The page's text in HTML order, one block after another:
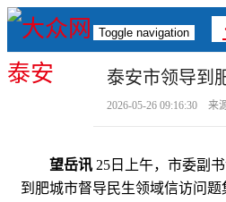
Toggle navigation
泰安市领导到
2026-05-26 09:16:30
望岳讯 25日上午，市委副
到肥城市督导民生领域信访问